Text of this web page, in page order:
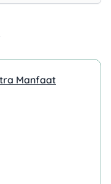
Manfaat